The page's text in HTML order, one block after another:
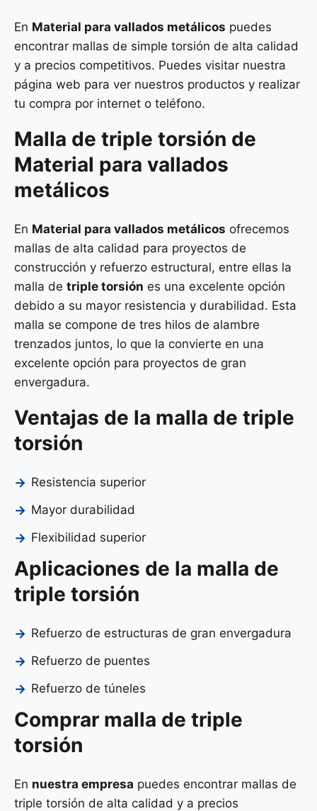
En Material para vallados metálicos puedes
encontrar mallas de simple torsión de alta calidad
y a precios competitivos. Puedes visitar nuestra
página web para ver nuestros productos y realizar
tu compra por internet o teléfono.
Malla de triple torsión de
Material para vallados
metálicos
En Material para vallados metálicos ofrecemos
mallas de alta calidad para proyectos de
construcción y refuerzo estructural, entre ellas la
malla de triple torsión es una excelente opción
debido a su mayor resistencia y durabilidad. Esta
malla se compone de tres hilos de alambre
trenzados juntos, lo que la convierte en una
excelente opción para proyectos de gran
envergadura.
Ventajas de la malla de triple
torsión
Resistencia superior
Mayor durabilidad
Flexibilidad superior
Aplicaciones de la malla de
triple torsión
Refuerzo de estructuras de gran envergadura
Refuerzo de puentes
Refuerzo de túneles
Comprar malla de triple
torsión
En nuestra empresa puedes encontrar mallas de
triple torsión de alta calidad y a precios